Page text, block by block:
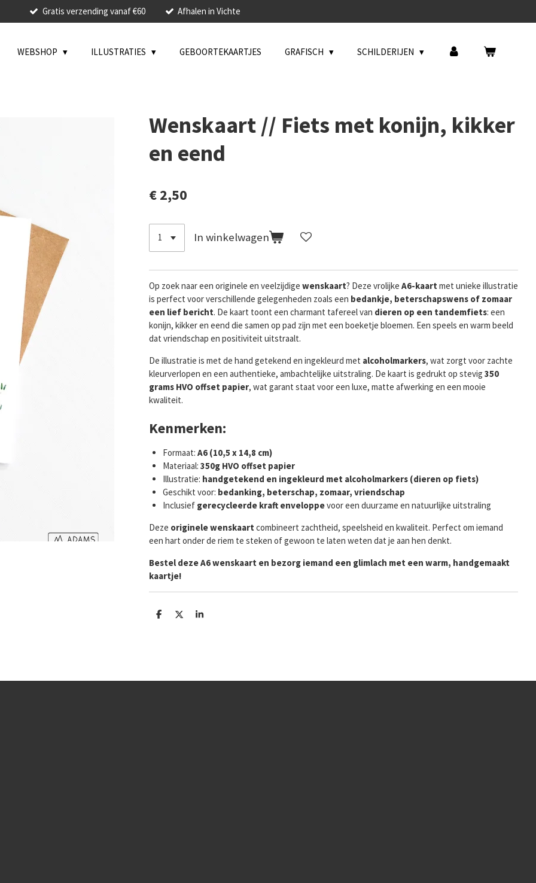
Gratis verzending vanaf €60 Afhalen in Vichte
WEBSHOP ILLUSTRATIES GEBOORTEKAARTJES GRAFISCH SCHILDERIJEN
Wenskaart // Fiets met konijn, kikker
en eend
€ 2,50
In winkelwagen
Op zoek naar een originele en veelzijdige wenskaart? Deze vrolijke A6-kaart met unieke illustratie
is perfect voor verschillende gelegenheden zoals een bedankje, beterschapswens of zomaar
een lief bericht. De kaart toont een charmant tafereel van dieren op een tandemfiets: een
konijn, kikker en eend die samen op pad zijn met een boeketje bloemen. Een speels en warm beeld
dat vriendschap en positiviteit uitstraalt.
De illustratie is met de hand getekend en ingekleurd met alcoholmarkers, wat zorgt voor zachte
kleurverlopen en een authentieke, ambachtelijke uitstraling. De kaart is gedrukt op stevig 350
grams HVO offset papier, wat garant staat voor een luxe, matte afwerking en een mooie
kwaliteit.
Kenmerken:
Formaat: A6 (10,5 x 14,8 cm)
Materiaal: 350g HVO offset papier
Illustratie: handgetekend en ingekleurd met alcoholmarkers (dieren op fiets)
Geschikt voor: bedanking, beterschap, zomaar, vriendschap
Inclusief gerecycleerde kraft enveloppevoor een duurzame en natuurlijke uitstraling
Deze originele wenskaart combineert zachtheid, speelsheid en kwaliteit. Perfect om iemand
een hart onder de riem te steken of gewoon te laten weten dat je aan hen denkt.
Bestel deze A6 wenskaart en bezorg iemand een glimlach met een warm, handgemaakt
kaartje!
D
D
S